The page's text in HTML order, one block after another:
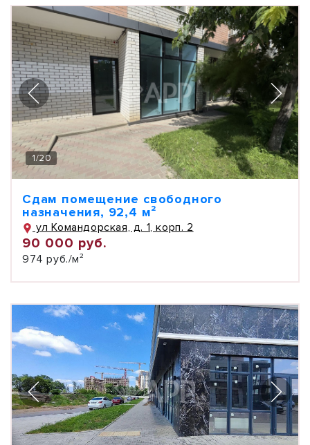
1/20
Сдам помещение свободного
назначения, 92,4 м²
ул Командорская, д. 1, корп. 2
90 000 руб.
974 руб./м²